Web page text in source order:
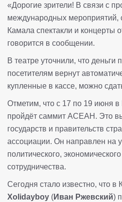
«Дорогие зрители! В связи с
международных мероприятий,
Камала спектакли и концерты
говорится в сообщении.
В театре уточнили, что деньги
посетителям вернут
купленные в кассе, можно
Отметим, что с 17 по 19 июня
пройдёт саммит АСЕАН. Это
государств и правительств
ассоциации. Он направлен на
политического,
сотрудничества.
Сегодня стало известно, что в
Xolidayboy (Иван Ржевский)